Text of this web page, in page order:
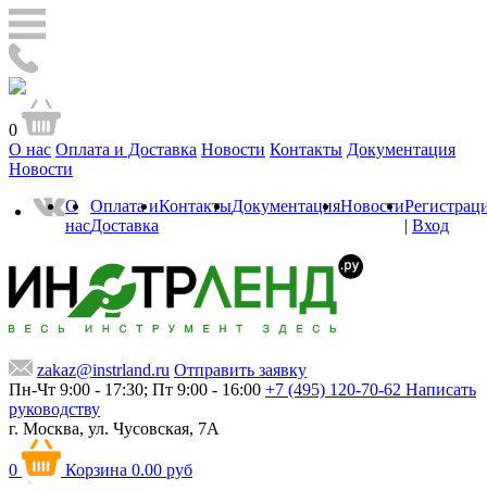
0
О нас Оплата и Доставка Новости Контакты Документация
Новости
О
нас
Оплата и
Доставка
КонтактыДокументацияНовости
| Вход
zakaz@instrland.ru Отправить заявку
Пн-Чт 9:00 - 17:30; Пт 9:00 - 16:00 +7 (495) 120-70-62 Написать
руководству
г. Москва, ул. Чусовская, 7А
0 Корзина 0.00 руб